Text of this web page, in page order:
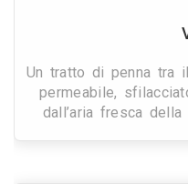
Un tratto di penna tra
permeabile,
dall’aria fresca